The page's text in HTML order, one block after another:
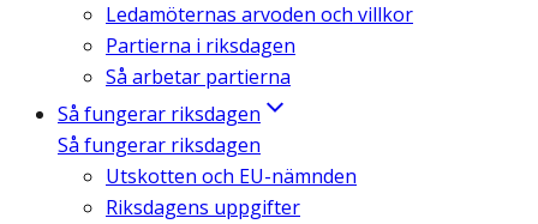
Ledamöternas arvoden och villkor
Partierna i riksdagen
Så arbetar partierna
Så fungerar riksdagen
Så fungerar riksdagen
Utskotten och EU-nämnden
Riksdagens uppgifter